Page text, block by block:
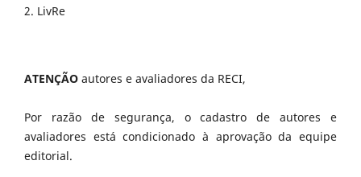
2. LivRe
ATENÇÃO autores e avaliadores da RECI,
Por razão de segurança, o cadastro de autores e
avaliadores está condicionado à aprovação da equipe
editorial.